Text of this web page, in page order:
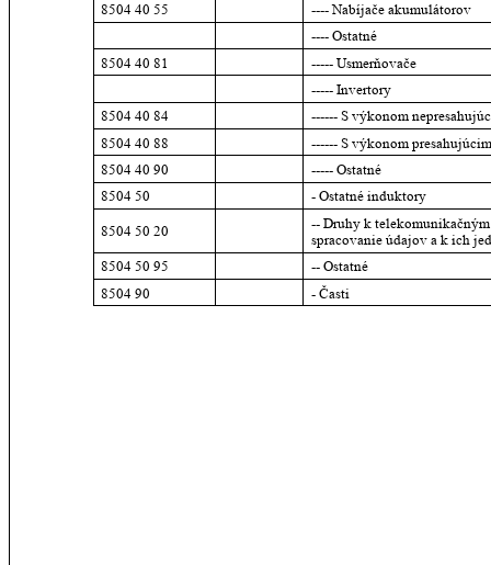
8504 40 55
---- Nabíjače akumulátorov
---- Ostatné
8504 40 81
----- Usmerňovače
----- Invertory
8504 40 84
------ S výkonom
8504 40 88
------ S výkonom
8504 40 90
----- Ostatné
8504 50
- Ostatné induktory
8504 50 20
-- Druhy k
spracovanie údajov a k ich
8504 50 95
-- Ostatné
8504 90
- Časti